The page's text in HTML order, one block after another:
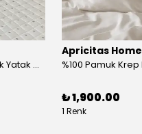
%100 Pamuk Çift Kişilik Yatak Örtüsü Takımı
Apricitas Home
₺ 1,900.00
1 Renk